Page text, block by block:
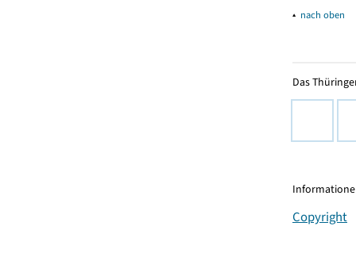
▴ nach oben
Das
Copyright